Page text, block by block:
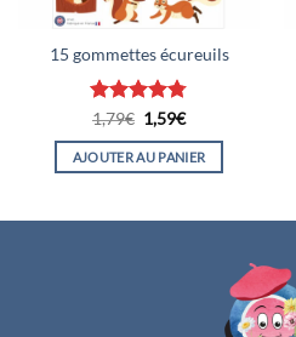
page
produit
15 gommettes écureuils
Note 4.75
sur 5
1,79€ Le
prix
initial
était :
1,59€Le
actuel
est :
AJOUTER AU PANIER